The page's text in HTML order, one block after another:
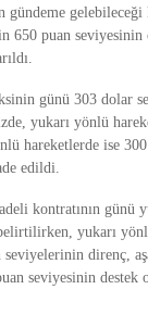
gündeme gelebileceği
650 puan seviyesinin
günü 303 dolar
yukarı yönlü
hareketlerde ise
edildi.
kontratının günü
yukarı
direnç,
seviyesinin destek